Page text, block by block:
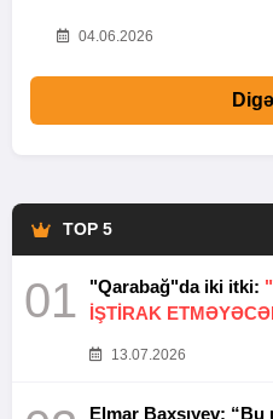
04.06.2026
TOP 5
01 "Qarabağ"da iki itki:
İŞTİRAK
13.07.2026
Elmar Baxşıyev: “Bu